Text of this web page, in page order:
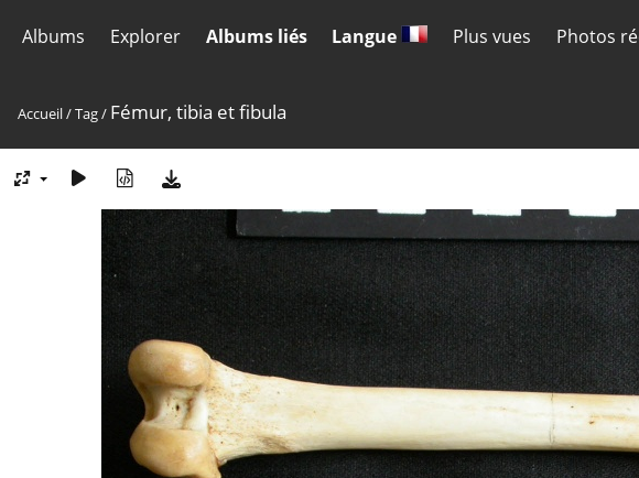
Albums Explorer Albums liés Langue Plus vues Photos
Accueil/Tag/ Fémur, tibia et fibula